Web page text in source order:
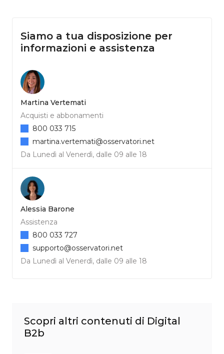
Siamo a tua disposizione per
informazioni e assistenza
Martina Vertemati
Acquisti e abbonamenti
Da Lunedì al Venerdì, dalle 09 alle 18
800 033 715
martina.vertemati@osservatori.net
Alessia Barone
Assistenza
Da Lunedì al Venerdì, dalle 09 alle 18
800 033 727
supporto@osservatori.net
Scopri altri contenuti di Digital
B2b